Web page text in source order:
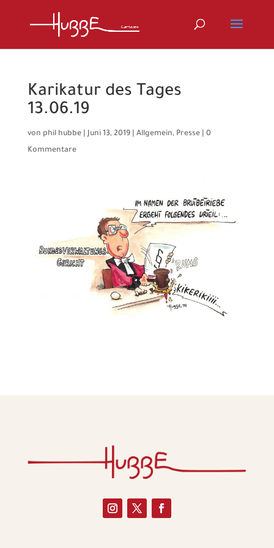
Karikatur des Tages
13.06.19
von phil hubbe|Juni 13, 2019| Allgemein, Presse| 0
Kommentare